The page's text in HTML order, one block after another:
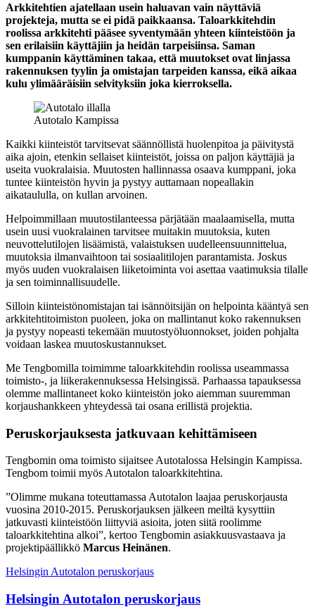
Arkkitehtien ajatellaan usein haluavan vain näyttäviä
projekteja, mutta se ei pidä paikkaansa. Taloarkkitehdin
roolissa arkkitehti pääsee syventymään yhteen kiinteistöön ja
sen erilaisiin käyttäjiin ja heidän tarpeisiinsa. Saman
kumppanin käyttäminen takaa, että muutokset ovat linjassa
rakennuksen tyylin ja omistajan tarpeiden kanssa, eikä aikaa
kulu ylimääräisiin selvityksiin joka kierroksella.
Autotalo Kampissa
Kaikki kiinteistöt tarvitsevat säännöllistä huolenpitoa ja päivitystä
aika ajoin, etenkin sellaiset kiinteistöt, joissa on paljon käyttäjiä ja
useita vuokralaisia. Muutosten hallinnassa osaava kumppani, joka
tuntee kiinteistön hyvin ja pystyy auttamaan nopeallakin
aikataululla, on kullan arvoinen.
Helpoimmillaan muutostilanteessa pärjätään maalaamisella, mutta
usein uusi vuokralainen tarvitsee muitakin muutoksia, kuten
neuvottelutilojen lisäämistä, valaistuksen uudelleensuunnittelua,
muutoksia ilmanvaihtoon tai sosiaalitilojen parantamista. Joskus
myös uuden vuokralaisen liiketoiminta voi asettaa vaatimuksia tilalle
ja sen toiminnallisuudelle.
Silloin kiinteistönomistajan tai isännöitsijän on helpointa kääntyä sen
arkkitehtitoimiston puoleen, joka on mallintanut koko rakennuksen
ja pystyy nopeasti tekemään muutostyöluonnokset, joiden pohjalta
voidaan laskea muutoskustannukset.
Me Tengbomilla toimimme taloarkkitehdin roolissa useammassa
toimisto-, ja liikerakennuksessa Helsingissä. Parhaassa tapauksessa
olemme mallintaneet koko kiinteistön joko aiemman suuremman
korjaushankkeen yhteydessä tai osana erillistä projektia.
Peruskorjauksesta jatkuvaan kehittämiseen
Tengbomin oma toimisto sijaitsee Autotalossa Helsingin Kampissa.
Tengbom toimii myös Autotalon taloarkkitehtina.
”Olimme mukana toteuttamassa Autotalon laajaa peruskorjausta
vuosina 2010-2015. Peruskorjauksen jälkeen meiltä kysyttiin
jatkuvasti kiinteistöön liittyviä asioita, joten siitä roolimme
taloarkkitehtina alkoi”, kertoo Tengbomin asiakkuusvastaava ja
projektipäällikkö Marcus Heinänen.
Helsingin Autotalon peruskorjaus
Helsingin Autotalon peruskorjaus